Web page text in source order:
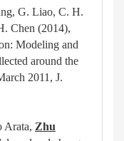
G. Liao, C. H.
Chen (2014),
Modeling and
around the
2011, J.
Arata, Zhu